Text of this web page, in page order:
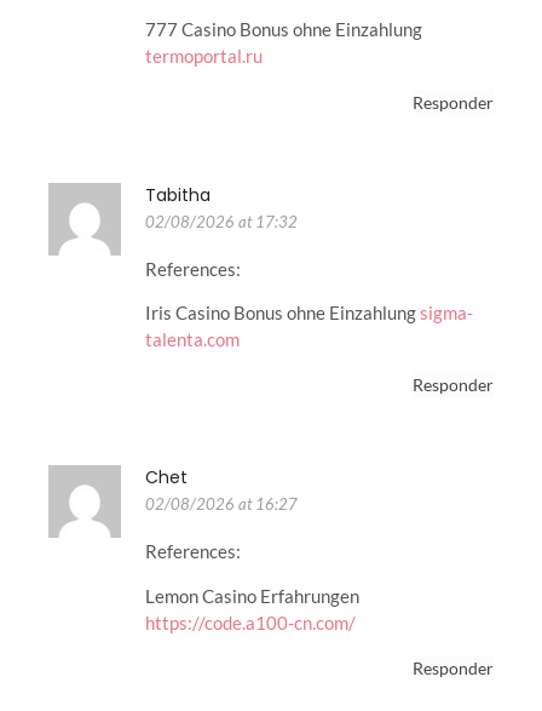
777 Casino Bonus ohne Einzahlung
termoportal.ru
Responder
Tabitha
02/08/2026 at 17:32
References:
Iris Casino Bonus ohne Einzahlungsigma-
talenta.com
Responder
Chet
02/08/2026 at 16:27
References:
Lemon Casino Erfahrungen
https://code.a100-cn.com/
Responder